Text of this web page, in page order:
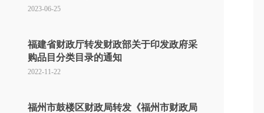
2023-06-25
福建省财政厅转发财政部关于印发政府采
购品目分类目录的通知
2022-11-22
福州市鼓楼区财政局转发《福州市财政局